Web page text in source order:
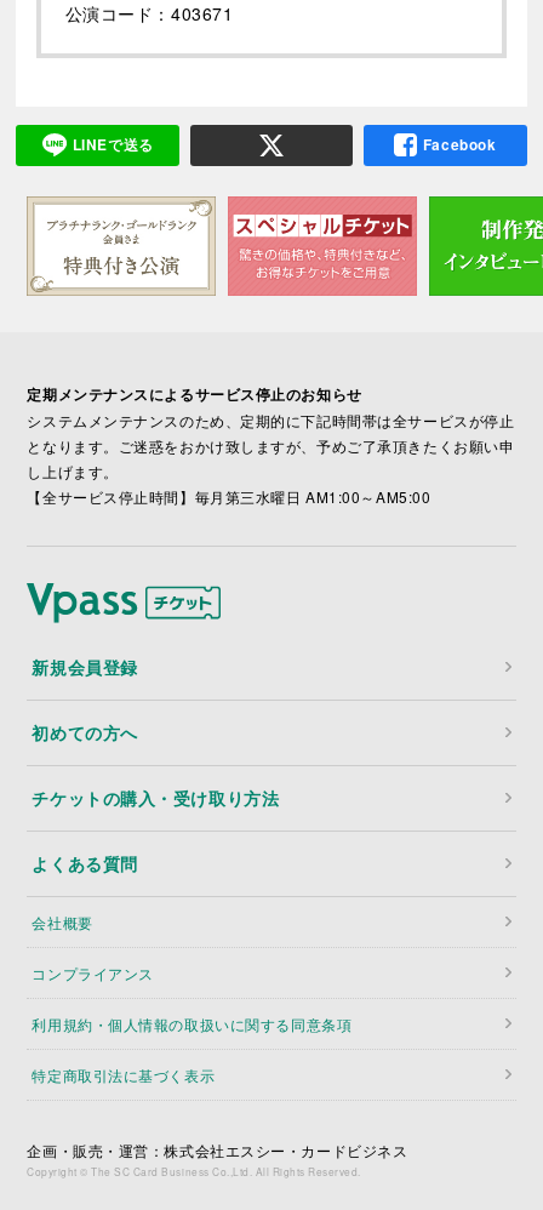
公演コード：403671
LINEで送る Facebook
定期メンテナンスによるサービス停止のお知らせ
システムメンテナンスのため、定期的に下記時間帯は全サービスが停止
となります。ご迷惑をおかけ致しますが、予めご了承頂きたくお願い申
し上げます。
【全サービス停止時間】毎月第三水曜日 AM1:00～AM5:00
新規会員登録
初めての方へ
チケットの購入・受け取り方法
よくある質問
会社概要
コンプライアンス
利用規約・個人情報の取扱いに関する同意条項
特定商取引法に基づく表示
企画・販売・運営：株式会社エスシー・カードビジネス
Copyright © The SC Card Business Co.,Ltd. All Rights Reserved.